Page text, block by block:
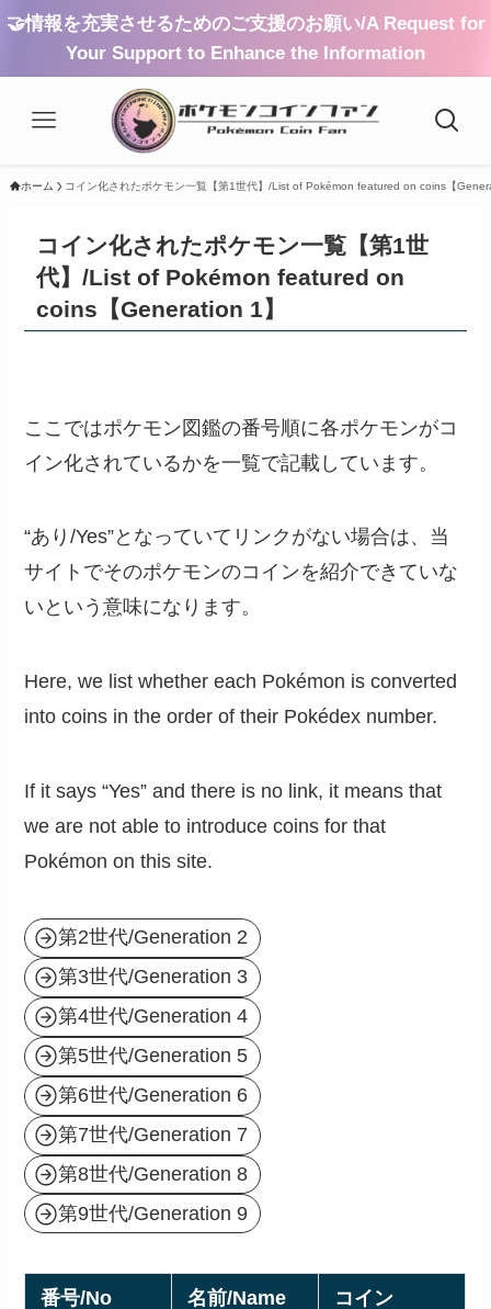
🤝情報を充実させるためのご支援のお願い/A Request for
Your Support to Enhance the Information
ホーム コイン化されたポケモン一覧【第1世代】/List of Pokémon featured on coins【
コイン化されたポケモン一覧【第1世
代】/List of Pokémon featured on
coins【Generation 1】
ここではポケモン図鑑の番号順に各ポケモンがコ
イン化されているかを一覧で記載しています。
“あり/Yes”となっていてリンクがない場合は、当
サイトでそのポケモンのコインを紹介できていな
いという意味になります。
Here, we list whether each Pokémon is converted
into coins in the order of their Pokédex number.
If it says “Yes” and there is no link, it means that
we are not able to introduce coins for that
Pokémon on this site.
第2世代/Generation 2
第3世代/Generation 3
第4世代/Generation 4
第5世代/Generation 5
第6世代/Generation 6
第7世代/Generation 7
第8世代/Generation 8
第9世代/Generation 9
番号/No 名前/Name
コイン